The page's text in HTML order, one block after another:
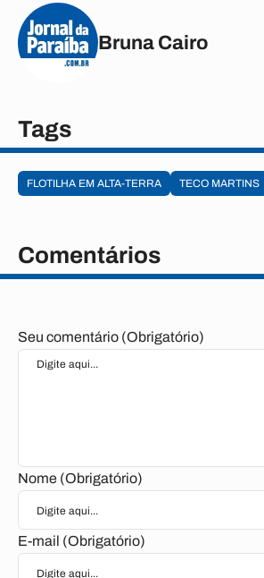
Bruna Cairo
Tags
FLOTILHA EM ALTA-TERRA TECO MARTINS
Comentários
Seu comentário (Obrigatório)
Nome (Obrigatório)
E-mail (Obrigatório)